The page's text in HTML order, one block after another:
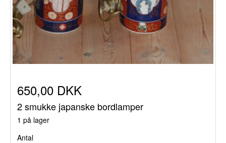
650,00 DKK
2 smukke japanske bordlamper
1 på lager
Antal